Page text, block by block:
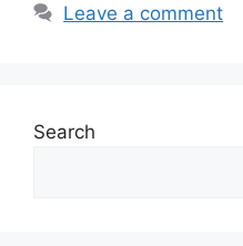
Leave a comment
Search